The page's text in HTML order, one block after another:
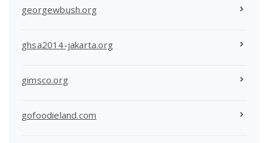
georgewbush.org
ghsa2014-jakarta.org
gimsco.org
gofoodieland.com